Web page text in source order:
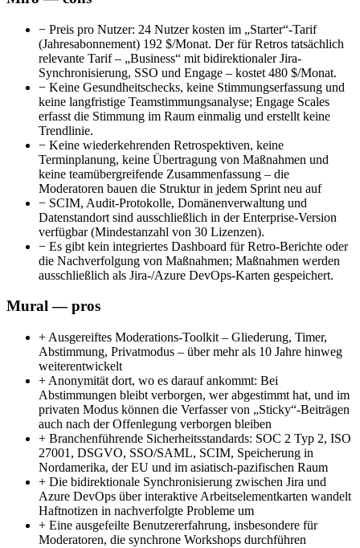
− Preis pro Nutzer: 24 Nutzer kosten im „Starter“-Tarif
(Jahresabonnement) 192 $/Monat. Der für Retros tatsächlich
relevante Tarif – „Business“ mit bidirektionaler Jira-
Synchronisierung, SSO und Engage – kostet 480 $/Monat.
− Keine Gesundheitschecks, keine Stimmungserfassung und
keine langfristige Teamstimmungsanalyse; Engage Scales
erfasst die Stimmung im Raum einmalig und erstellt keine
Trendlinie.
− Keine wiederkehrenden Retrospektiven, keine
Terminplanung, keine Übertragung von Maßnahmen und
keine teamübergreifende Zusammenfassung – die
Moderatoren bauen die Struktur in jedem Sprint neu auf
− SCIM, Audit-Protokolle, Domänenverwaltung und
Datenstandort sind ausschließlich in der Enterprise-Version
verfügbar (Mindestanzahl von 30 Lizenzen).
− Es gibt kein integriertes Dashboard für Retro-Berichte oder
die Nachverfolgung von Maßnahmen; Maßnahmen werden
ausschließlich als Jira-/Azure DevOps-Karten gespeichert.
Mural — pros
+ Ausgereiftes Moderations-Toolkit – Gliederung, Timer,
Abstimmung, Privatmodus – über mehr als 10 Jahre hinweg
weiterentwickelt
+ Anonymität dort, wo es darauf ankommt: Bei
Abstimmungen bleibt verborgen, wer abgestimmt hat, und im
privaten Modus können die Verfasser von „Sticky“-Beiträgen
auch nach der Offenlegung verborgen bleiben
+ Branchenführende Sicherheitsstandards: SOC 2 Typ 2, ISO
27001, DSGVO, SSO/SAML, SCIM, Speicherung in
Nordamerika, der EU und im asiatisch-pazifischen Raum
+ Die bidirektionale Synchronisierung zwischen Jira und
Azure DevOps über interaktive Arbeitselementkarten wandelt
Haftnotizen in nachverfolgte Probleme um
+ Eine ausgefeilte Benutzererfahrung, insbesondere für
Moderatoren, die synchrone Workshops durchführen